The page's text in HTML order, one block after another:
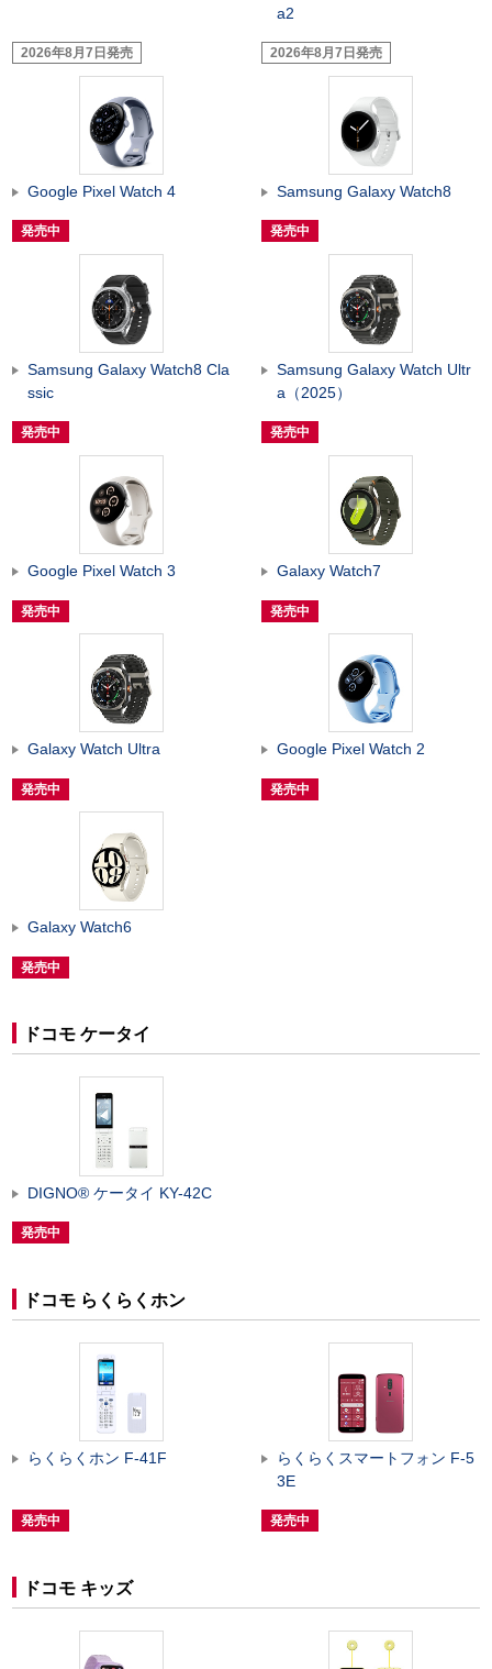
2026年8月7日発売
a2
2026年8月7日発売
Google Pixel Watch 4
発売中
Samsung Galaxy Watch8
発売中
Samsung Galaxy Watch8 Cla
ssic
発売中
Samsung Galaxy Watch Ultr
a（2025）
発売中
Google Pixel Watch 3
発売中
Galaxy Watch7
発売中
Galaxy Watch Ultra
発売中
Google Pixel Watch 2
発売中
Galaxy Watch6
発売中
ドコモ ケータイ
DIGNO® ケータイ KY-42C
発売中
ドコモ らくらくホン
らくらくホン F-41F
発売中
らくらくスマートフォン F-5
3E
発売中
ドコモ キッズ